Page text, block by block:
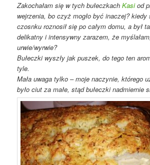
Zakochałam się w tych bułeczkachKasiod
wejrzenia, bo czyż mogło być inaczej? kiedy
czosnku roznosił się po całym domu, a był
delikatny i intensywny zarazem, że
urwie/wyrwie?
Bułeczki wyszły jak puszek, do tego ten
tyle.
Mała uwaga tylko – moje naczynie, którego
było ciut za małe, stąd bułeczki nadmiernie